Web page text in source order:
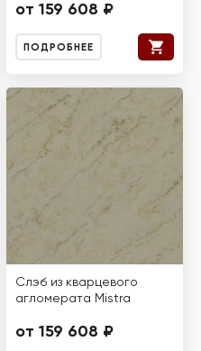
от 159 608 ₽
ПОДРОБНЕЕ
Слэб из кварцевого
агломерата Mistra
от 159 608 ₽